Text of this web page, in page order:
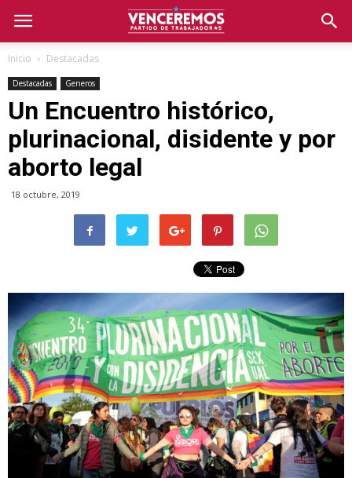
Inicio Destacadas
Destacadas Generos
Un Encuentro histórico,
plurinacional, disidente y por
aborto legal
18 octubre, 2019